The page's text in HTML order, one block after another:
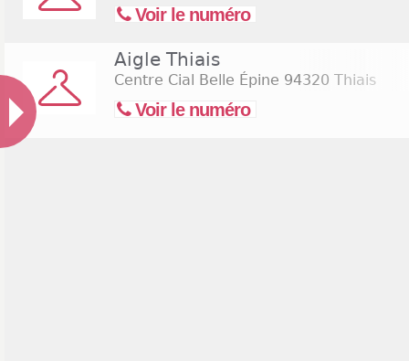
Voir le numéro
Aigle Thiais
Centre Cial Belle Épine 94320 Thiais
Voir le numéro